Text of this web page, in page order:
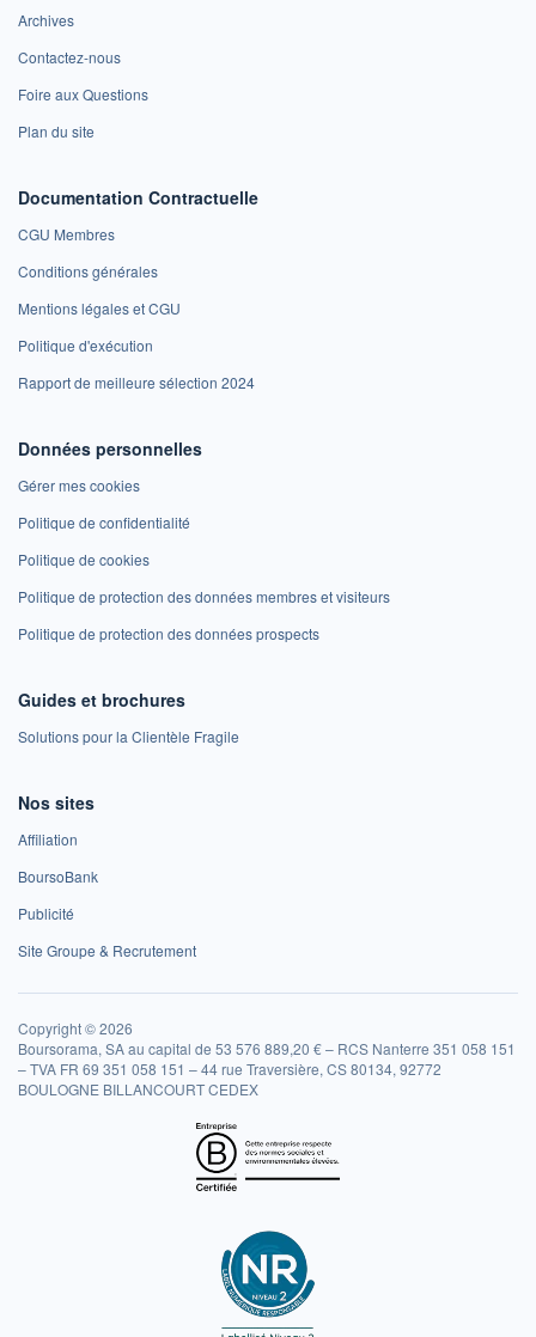
Archives
Contactez-nous
Foire aux Questions
Plan du site
Documentation Contractuelle
CGU Membres
Conditions générales
Mentions légales et CGU
Politique d'exécution
Rapport de meilleure sélection 2024
Données personnelles
Gérer mes cookies
Politique de confidentialité
Politique de cookies
Politique de protection des données membres et visiteurs
Politique de protection des données prospects
Guides et brochures
Solutions pour la Clientèle Fragile
Nos sites
Affiliation
BoursoBank
Publicité
Site Groupe & Recrutement
Copyright © 2026
Boursorama, SA au capital de 53 576 889,20 € – RCS Nanterre 351 058 151
– TVA FR 69 351 058 151 – 44 rue Traversière, CS 80134, 92772
BOULOGNE BILLANCOURT CEDEX